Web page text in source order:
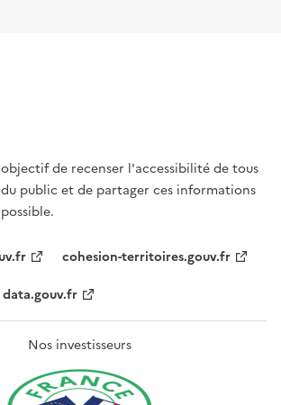
de recenser l'accessibilité de tous
public et de partager ces informations
cohesion-territoires.gouv.fr
data.gouv.fr
Nos investisseurs